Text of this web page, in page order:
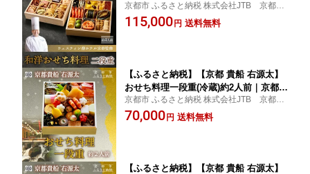
4人前 嵐山 老舗 人気おせち［ 明治30年
創業 高級旅館 和風二段 4人 人気 おすす
京都市 ふるさと納税 株式会社JTB 京都支
店洗練された和洋の味わいで、新年を華や
かに彩る
115,000 円 送料無料
【ふるさと納税】【京都 貴船 右源太】
おせち料理一段重(冷蔵)約2人前｜京都
老舗料亭 本格おせち 人気おせち［ 京都
貴船 料理旅館 料亭 おせち一段 2人 人気
京都市 ふるさと納税 株式会社JTB 京都支
店
70,000 円 送料無料
【ふるさと納税】【京都 貴船 右源太】